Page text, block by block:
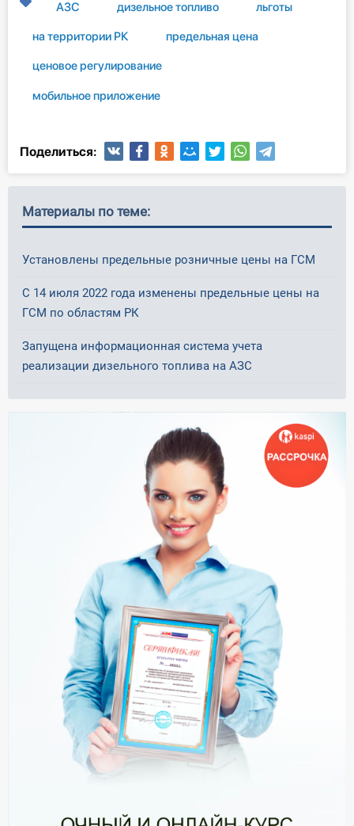
АЗС дизельное топливо льготы
на территории РК предельная цена
ценовое регулирование
мобильное приложение
Поделиться:
Материалы по теме:
Установлены предельные розничные цены на ГСМ
С 14 июля 2022 года изменены предельные цены на
ГСМ по областям РК
Запущена информационная система учета
реализации дизельного топлива на АЗС